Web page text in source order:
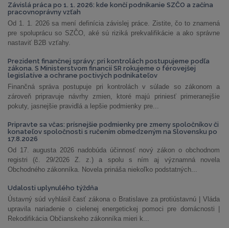
Závislá práca po 1. 1. 2026: kde končí podnikanie SZČO a začína
pracovnoprávny vzťah
Od 1. 1. 2026 sa mení definícia závislej práce. Zistite, čo to znamená
pre spoluprácu so SZČO, aké sú riziká prekvalifikácie a ako správne
nastaviť B2B vzťahy.
Prezident finančnej správy: pri kontrolách postupujeme podľa
zákona. S Ministerstvom financií SR rokujeme o férovejšej
legislatíve a ochrane poctivých podnikateľov
Finančná správa postupuje pri kontrolách v súlade so zákonom a
zároveň pripravuje návrhy zmien, ktoré majú priniesť primeranejšie
pokuty, jasnejšie pravidlá a lepšie podmienky pre...
Pripravte sa včas: prísnejšie podmienky pre zmeny spoločníkov či
konateľov spoločnosti s ručením obmedzeným na Slovensku po
17.8.2026
Od 17. augusta 2026 nadobúda účinnosť nový zákon o obchodnom
registri (č. 29/2026 Z. z.) a spolu s ním aj významná novela
Obchodného zákonníka. Novela prináša niekoľko podstatných...
Udalosti uplynulého týždňa
Ústavný súd vyhlásil časť zákona o Bratislave za protiústavnú | Vláda
upravila nariadenie o cielenej energetickej pomoci pre domácnosti |
Rekodifikácia Občianskeho zákonníka mieri k...